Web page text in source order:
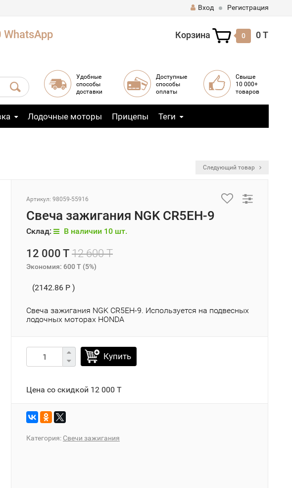
Вход Регистрация
WhatsApp Корзина 0 0 T
Удобные
способы
доставки
Доступные
способы
оплаты
Свыше
10 000+
товаров
Лодочные моторы Прицепы Теги
Следующий товар
Артикул: 98059-55916
Свеча зажигания NGK CR5EH-9
Склад: В наличии 10 шт.
12 000 T 12 600 T
Экономия: 600 T (5%)
(2142.86 P )
Свеча зажигания NGK CR5EH-9. Используется на подвесных
лодочных моторах HONDA
Купить
Цена со скидкой 12 000 T
Категория: Свечи зажигания